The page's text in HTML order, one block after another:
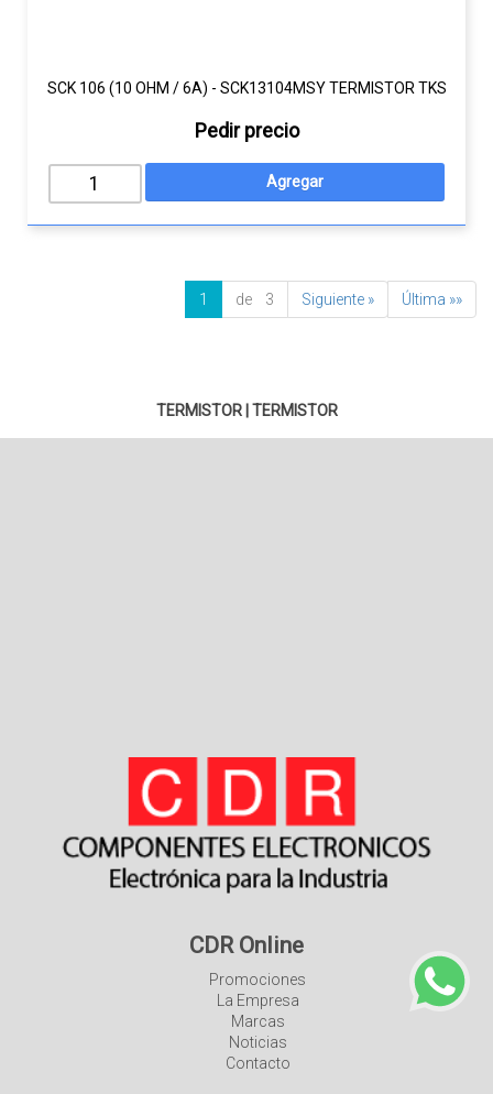
SCK 106 (10 OHM / 6A) - SCK13104MSY TERMISTOR TKS
Pedir precio
1 de 3 Siguiente » Última »»
TERMISTOR| TERMISTOR
CDR Online
Promociones
La Empresa
Marcas
Noticias
Contacto